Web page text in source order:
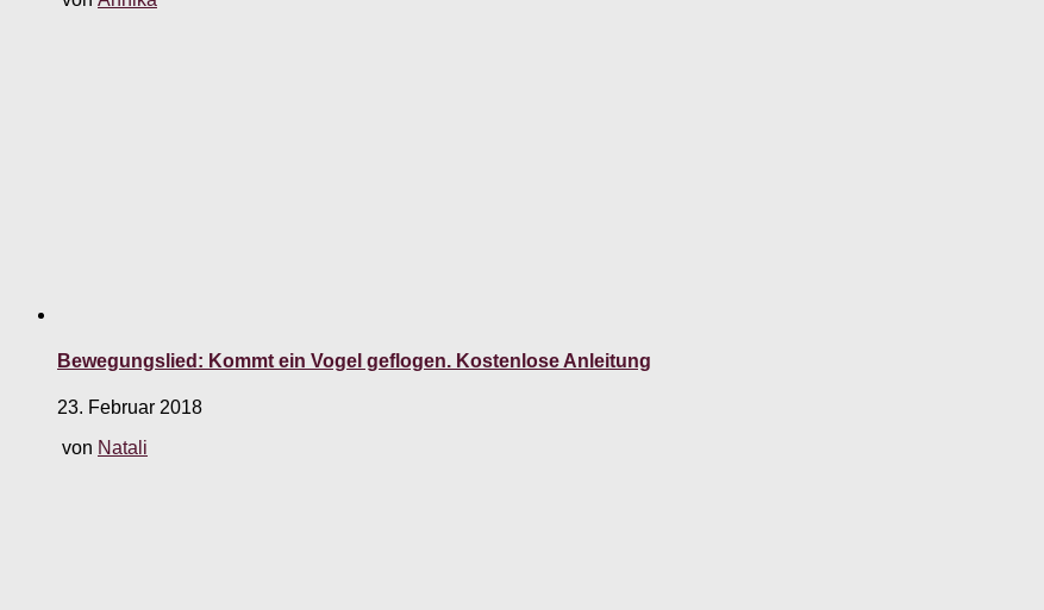
Bewegungslied: Kommt ein Vogel geflogen. Kostenlose Anleitung
23. Februar 2018
von Natali